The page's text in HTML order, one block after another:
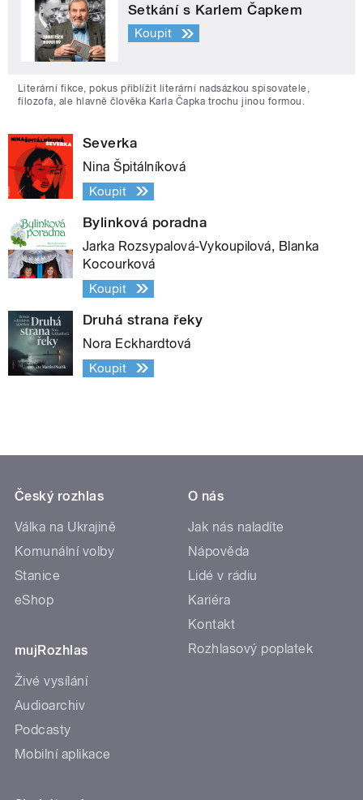
Setkání s Karlem Čapkem
Koupit
Literární fikce, pokus přiblížit literární nadsázkou spisovatele,
filozofa, ale hlavně člověka Karla Čapka trochu jinou formou.
Severka
Nina Špitálníková
Koupit
Bylinková poradna
Jarka Rozsypalová-Vykoupilová, Blanka
Kocourková
Koupit
Druhá strana řeky
Nora Eckhardtová
Koupit
Český rozhlas
Válka na Ukrajině
Komunální volby
Stanice
eShop
mujRozhlas
Živé vysílání
Audioarchiv
Podcasty
Mobilní aplikace
O nás
Jak nás naladíte
Nápověda
Lidé v rádiu
Kariéra
Kontakt
Rozhlasový poplatek